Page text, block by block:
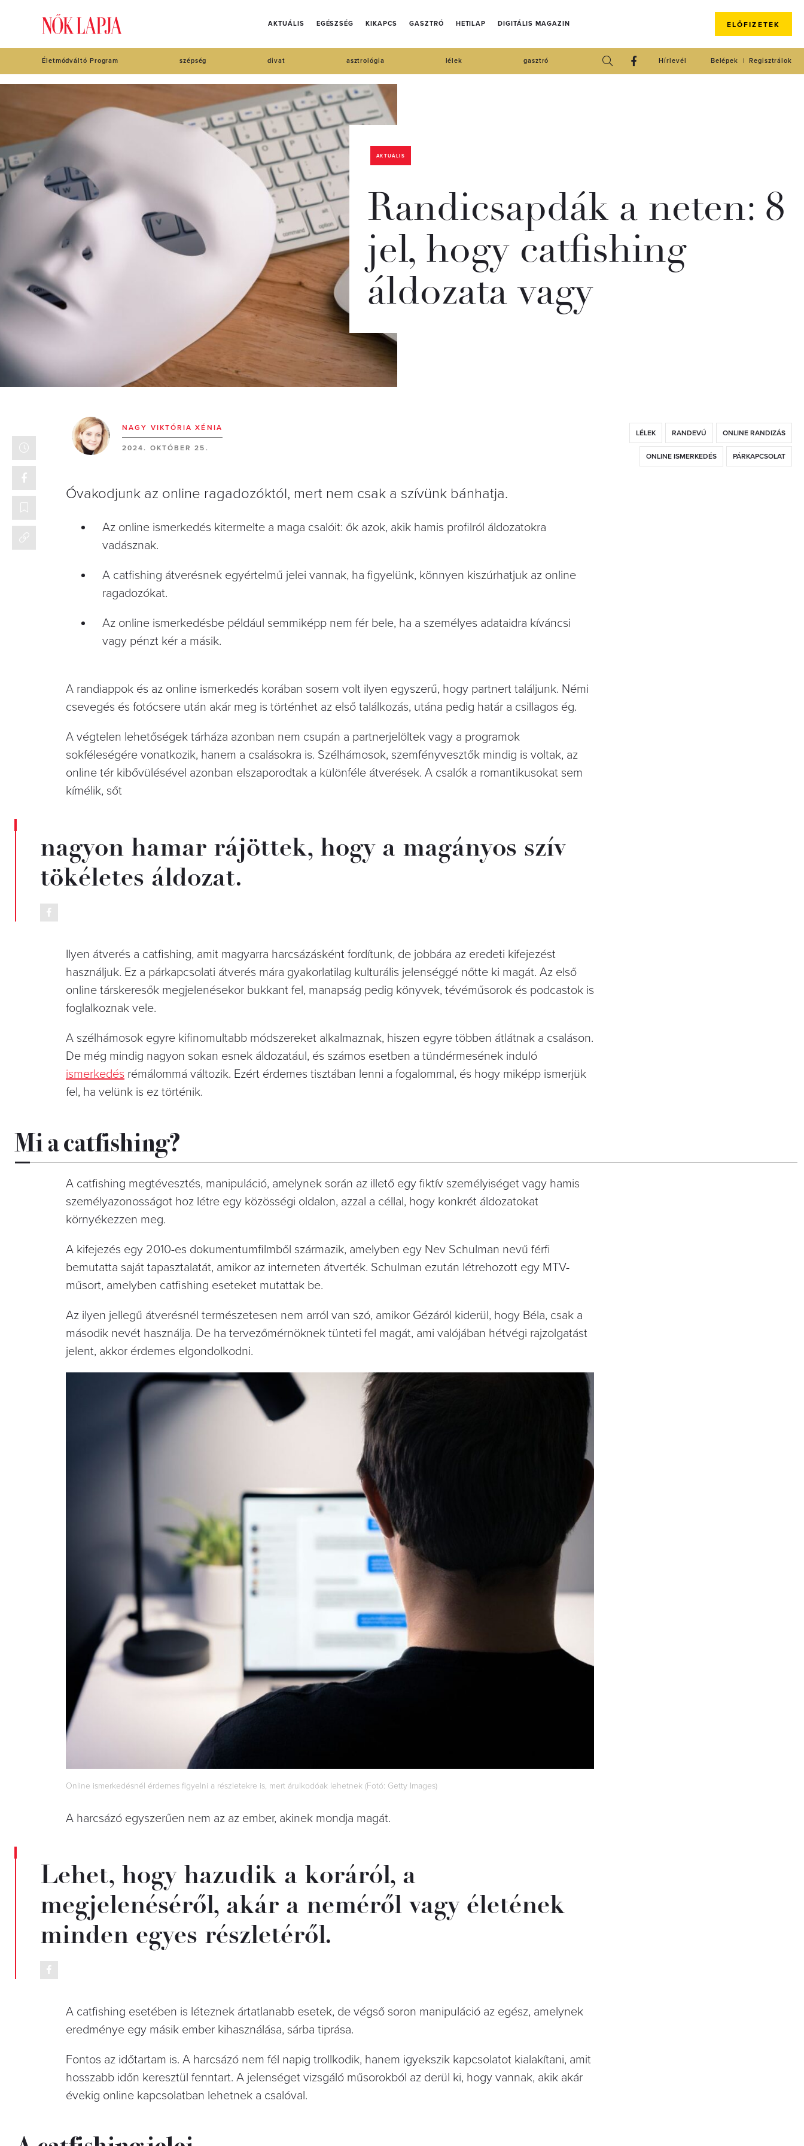
AKTUÁLIS EGÉSZSÉG KIKAPCS GASZTRÓ HETILAP DIGITÁLIS MAGAZIN ELŐFIZETEK
Életmódváltó Program szépség divat asztrológia lélek gasztró Regisztrálok
Belépek
Hírlevél
AKTUÁLIS
Randicsapdák a neten: 8
jel, hogy catfishing
áldozata vagy
NAGY VIKTÓRIA XÉNIA
2024. OKTÓBER 25.
LÉLEK RANDEVÚ ONLINE RANDIZÁS
ONLINE ISMERKEDÉS PÁRKAPCSOLAT
Óvakodjunk az online ragadozóktól, mert nem csak a szívünk bánhatja.
Az online ismerkedés kitermelte a maga csalóit: ők azok, akik hamis profilról áldozatokra
vadásznak.
A catfishing átverésnek egyértelmű jelei vannak, ha figyelünk, könnyen kiszúrhatjuk az online
ragadozókat.
Az online ismerkedésbe például semmiképp nem fér bele, ha a személyes adataidra kíváncsi
vagy pénzt kér a másik.
A randiappok és az online ismerkedés korában sosem volt ilyen egyszerű, hogy partnert találjunk. Némi
csevegés és fotócsere után akár meg is történhet az első találkozás, utána pedig határ a csillagos ég.
A végtelen lehetőségek tárháza azonban nem csupán a partnerjelöltek vagy a programok
sokféleségére vonatkozik, hanem a csalásokra is. Szélhámosok, szemfényvesztők mindig is voltak, az
online tér kibővülésével azonban elszaporodtak a különféle átverések. A csalók a romantikusokat sem
kímélik, sőt
nagyon hamar rájöttek, hogy a magányos szív
tökéletes áldozat.
Ilyen átverés a catfishing, amit magyarra harcsázásként fordítunk, de jobbára az eredeti kifejezést
használjuk. Ez a párkapcsolati átverés mára gyakorlatilag kulturális jelenséggé nőtte ki magát. Az első
online társkeresők megjelenésekor bukkant fel, manapság pedig könyvek, tévéműsorok és podcastok is
foglalkoznak vele.
A szélhámosok egyre kifinomultabb módszereket alkalmaznak, hiszen egyre többen átlátnak a csaláson.
De még mindig nagyon sokan esnek áldozatául, és számos esetben a tündérmesének induló
ismerkedés rémálommá változik. Ezért érdemes tisztában lenni a fogalommal, és hogy miképp ismerjük
fel, ha velünk is ez történik.
Mi a catfishing?
A catfishing megtévesztés, manipuláció, amelynek során az illető egy fiktív személyiséget vagy hamis
személyazonosságot hoz létre egy közösségi oldalon, azzal a céllal, hogy konkrét áldozatokat
környékezzen meg.
A kifejezés egy 2010-es dokumentumfilmből származik, amelyben egy Nev Schulman nevű férfi
bemutatta saját tapasztalatát, amikor az interneten átverték. Schulman ezután létrehozott egy MTV-
műsort, amelyben catfishing eseteket mutattak be.
Az ilyen jellegű átverésnél természetesen nem arról van szó, amikor Gézáról kiderül, hogy Béla, csak a
második nevét használja. De ha tervezőmérnöknek tünteti fel magát, ami valójában hétvégi rajzolgatást
jelent, akkor érdemes elgondolkodni.
Online ismerkedésnél érdemes figyelni a részletekre is, mert árulkodóak lehetnek (Fotó: Getty Images)
A harcsázó egyszerűen nem az az ember, akinek mondja magát.
Lehet, hogy hazudik a koráról, a
megjelenéséről, akár a neméről vagy életének
minden egyes részletéről.
A catfishing esetében is léteznek ártatlanabb esetek, de végső soron manipuláció az egész, amelynek
eredménye egy másik ember kihasználása, sárba tiprása.
Fontos az időtartam is. A harcsázó nem fél napig trollkodik, hanem igyekszik kapcsolatot kialakítani, amit
hosszabb időn keresztül fenntart. A jelenséget vizsgáló műsorokból az derül ki, hogy vannak, akik akár
évekig online kapcsolatban lehetnek a csalóval.